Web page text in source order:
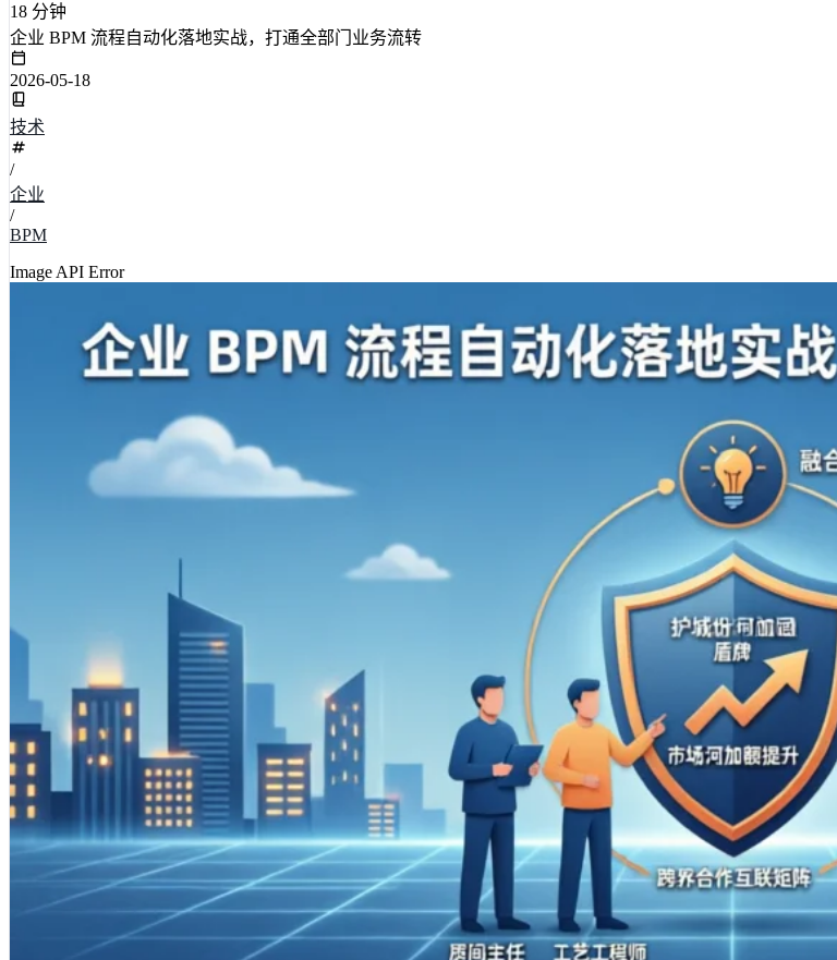
18 分钟
企业 BPM 流程自动化落地实战，打通全部门业务流转
2026-05-18
技术
/
企业
/
BPM
Image API Error